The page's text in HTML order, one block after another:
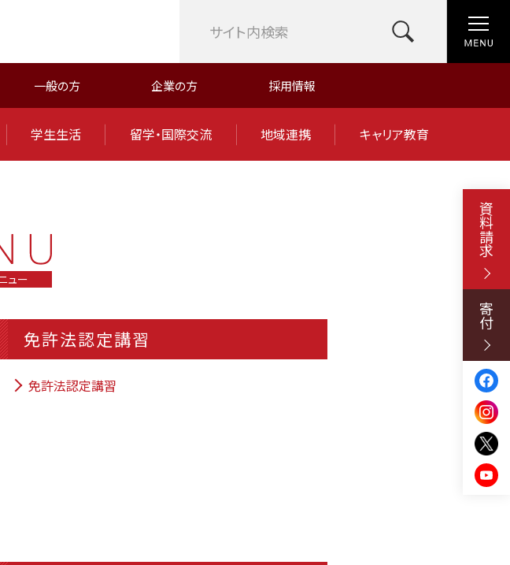
一般の方 企業の方 採用情報
学生生活 留学・国際交流 地域連携 キャリア教育
ュー
免許法認定講習
免許法認定講習
資料請求
寄付